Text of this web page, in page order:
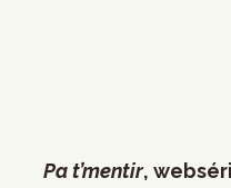
Pa t’mentir,